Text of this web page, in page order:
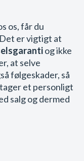
os, får du
er vigtigt at
og ikke
at selve
følgeskader, så
et personligt
salg og dermed